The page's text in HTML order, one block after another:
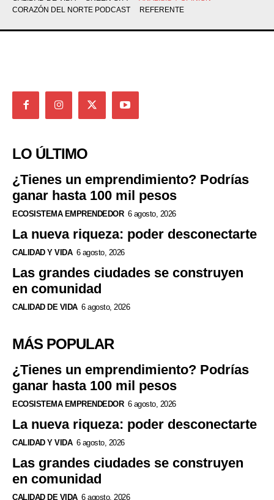
CORAZÓN DEL NORTE PODCAST
REFERENTE
LO ÚLTIMO
¿Tienes un emprendimiento? Podrías
ganar hasta 100 mil pesos
ECOSISTEMA EMPRENDEDOR 6 agosto, 2026
La nueva riqueza: poder desconectarte
CALIDAD Y VIDA 6 agosto, 2026
Las grandes ciudades se construyen
en comunidad
CALIDAD DE VIDA 6 agosto, 2026
MÁS POPULAR
¿Tienes un emprendimiento? Podrías
ganar hasta 100 mil pesos
ECOSISTEMA EMPRENDEDOR 6 agosto, 2026
La nueva riqueza: poder desconectarte
CALIDAD Y VIDA 6 agosto, 2026
Las grandes ciudades se construyen
en comunidad
CALIDAD DE VIDA 6 agosto, 2026